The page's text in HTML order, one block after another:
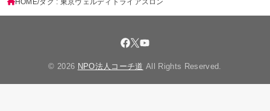
HOME タグ : 東京ヴェルディトライアスロン
© 2026 NPO法人コーチ道 All Rights Reserved.